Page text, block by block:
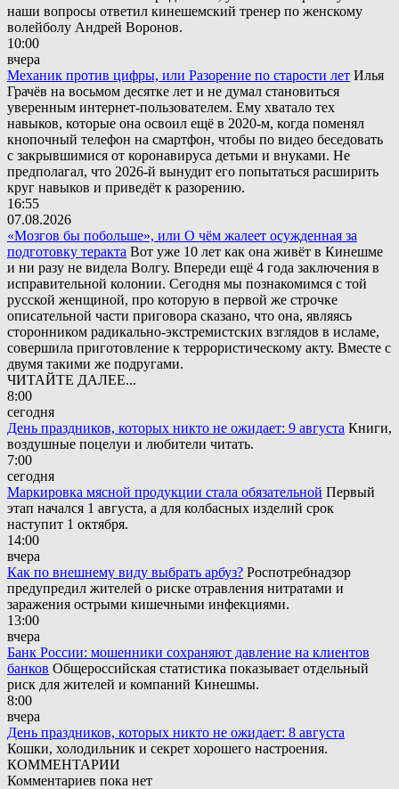
наши вопросы ответил кинешемский тренер по женскому
волейболу Андрей Воронов.
10:00
вчера
Механик против цифры, или Разорение по старости лет Илья
Грачёв на восьмом десятке лет и не думал становиться
уверенным интернет-пользователем. Ему хватало тех
навыков, которые она освоил ещё в 2020-м, когда поменял
кнопочный телефон на смартфон, чтобы по видео беседовать
с закрывшимися от коронавируса детьми и внуками. Не
предполагал, что 2026-й вынудит его попытаться расширить
круг навыков и приведёт к разорению.
16:55
07.08.2026
«Мозгов бы побольше», или О чём жалеет осужденная за
подготовку теракта Вот уже 10 лет как она живёт в Кинешме
и ни разу не видела Волгу. Впереди ещё 4 года заключения в
исправительной колонии. Сегодня мы познакомимся с той
русской женщиной, про которую в первой же строчке
описательной части приговора сказано, что она, являясь
сторонником радикально-экстремистских взглядов в исламе,
совершила приготовление к террористическому акту. Вместе с
двумя такими же подругами.
ЧИТАЙТЕ ДАЛЕЕ...
8:00
сегодня
День праздников, которых никто не ожидает: 9 августа Книги,
воздушные поцелуи и любители читать.
7:00
сегодня
Маркировка мясной продукции стала обязательной Первый
этап начался 1 августа, а для колбасных изделий срок
наступит 1 октября.
14:00
вчера
Как по внешнему виду выбрать арбуз? Роспотребнадзор
предупредил жителей о риске отравления нитратами и
заражения острыми кишечными инфекциями.
13:00
вчера
Банк России: мошенники сохраняют давление на клиентов
банков Общероссийская статистика показывает отдельный
риск для жителей и компаний Кинешмы.
8:00
вчера
День праздников, которых никто не ожидает: 8 августа
Кошки, холодильник и секрет хорошего настроения.
КОММЕНТАРИИ
Комментариев пока нет